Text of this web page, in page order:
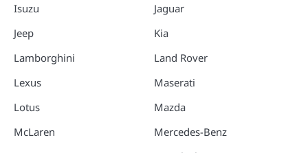
Isuzu
Jeep
Lamborghini
Lexus
Lotus
McLaren
Jaguar
Kia
Land Rover
Maserati
Mazda
Mercedes-Benz